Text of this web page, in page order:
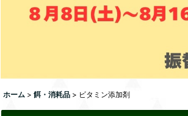
ホーム > 餌・消耗品 > ビタミン添加剤